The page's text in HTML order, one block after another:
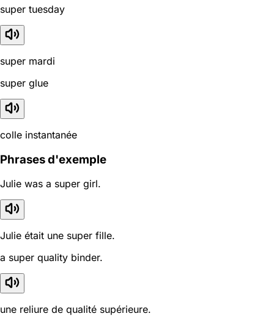
super tuesday
super mardi
super glue
colle instantanée
Phrases d'exemple
Julie was a super girl.
Julie était une super fille.
a super quality binder.
une reliure de qualité supérieure.